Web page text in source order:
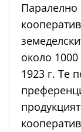
Паралелно
около
1923 г. Те